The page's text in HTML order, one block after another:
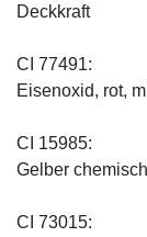
Deckkraft
CI 77491:
Eisenoxid, rot,
CI 15985:
Gelber
CI 73015: